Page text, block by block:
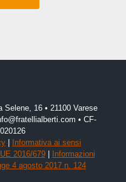
Selene, 16 • 21100 Varese
• CF-
| Informativa ai sensi
2016/679| Informazioni
4 agosto 2017 n. 124